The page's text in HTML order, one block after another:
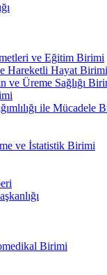
ve Eğitim Birimi
Hareketli Hayat Birimi
ve Üreme Sağlığı
ile Mücadele
ve İstatistik Birimi
Birimi